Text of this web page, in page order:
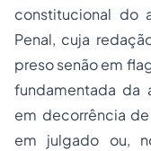
constitucional do
Penal, cuja
preso senão em
fundamentada da
em decorrência
em julgado ou,